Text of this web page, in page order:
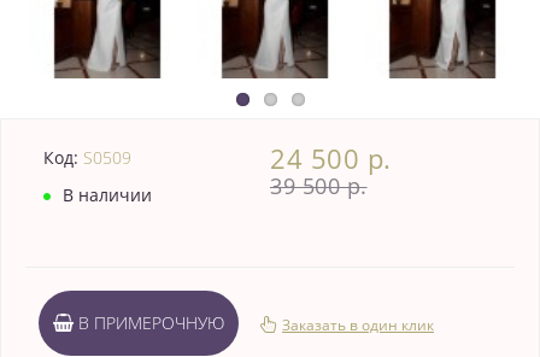
Код: S0509
В наличии
24 500 р.
39 500 р.
В ПРИМЕРОЧНУЮ Заказать в один клик